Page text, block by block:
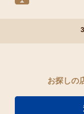
3
お探しの